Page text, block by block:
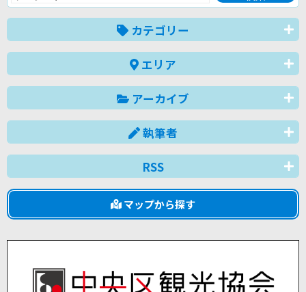
カテゴリー
エリア
アーカイブ
執筆者
RSS
マップから探す